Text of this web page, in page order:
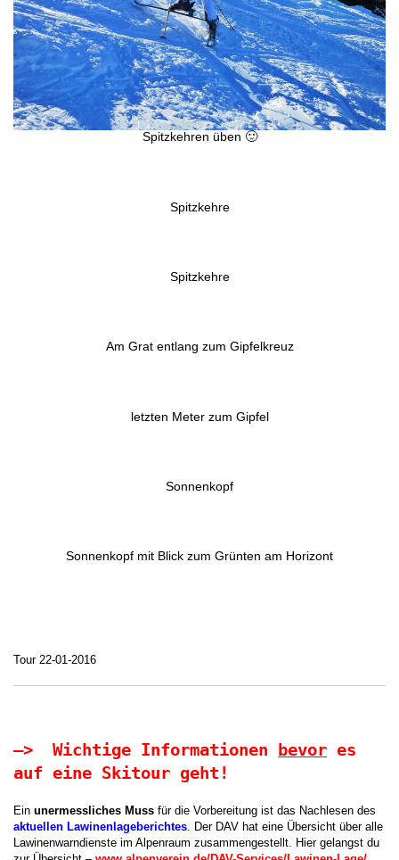
Spitzkehren üben 🙂
Spitzkehre
Spitzkehre
Am Grat entlang zum Gipfelkreuz
letzten Meter zum Gipfel
Sonnenkopf
Sonnenkopf mit Blick zum Grünten am Horizont
Tour 22-01-2016
—> Wichtige Informationen bevor es
auf eine Skitour geht!
Ein unermessliches Muss für die Vorbereitung ist das Nachlesen des
aktuellen Lawinenlageberichtes . Der DAV hat eine Übersicht über alle
Lawinenwarndienste im Alpenraum zusammengestellt. Hier gelangst du